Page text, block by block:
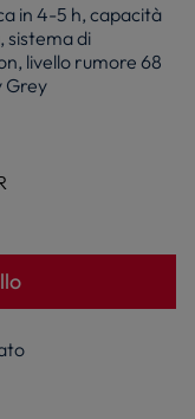
in 4-5 h, capacità
sistema di
livello rumore 68
Grey